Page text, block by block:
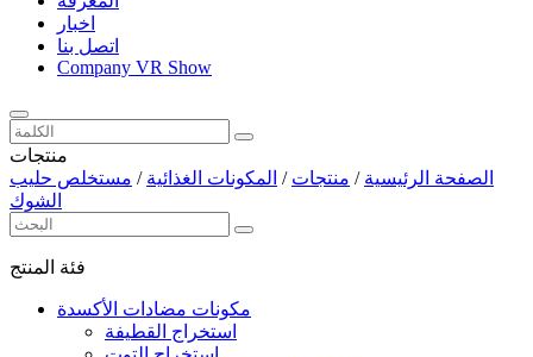
اخبار
اتصل بنا
Company VR Show
منتجات
الصفحة الرئيسية / منتجات / المكونات الغذائية / مستخلص حليب
الشوك
فئة المنتج
مكونات مضادات الأكسدة
استخراج القطيفة